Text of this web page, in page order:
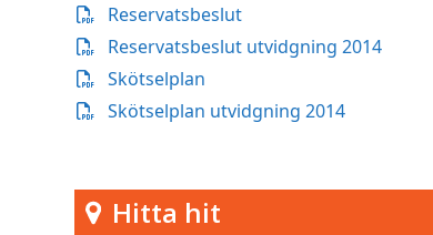
Reservatsbeslut
Reservatsbeslut utvidgning 2014
Skötselplan
Skötselplan utvidgning 2014
Hitta hit